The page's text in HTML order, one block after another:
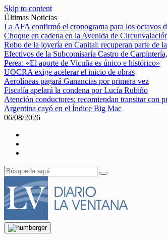
Skip to content
Últimas Noticias
La AFA confirmó el cronograma para los octavos
Choque en cadena en la Avenida de
Robo de la joyería en Capital: recuperan parte de la
Efectivos de la Subcomisaría Castro de
Perea: «El aporte de Vicuña es único e histórico»
UOCRA exige acelerar el inicio de obras
Aerolíneas pagará Ganancias por primera vez
Fiscalía apelará la condena por Lucía Rubiño
Atención conductores: recomiendan transitar con
Argentina cayó en el Índice Big Mac
06/08/2026